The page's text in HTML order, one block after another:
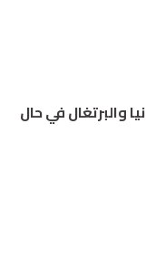
والبرتغال في حال